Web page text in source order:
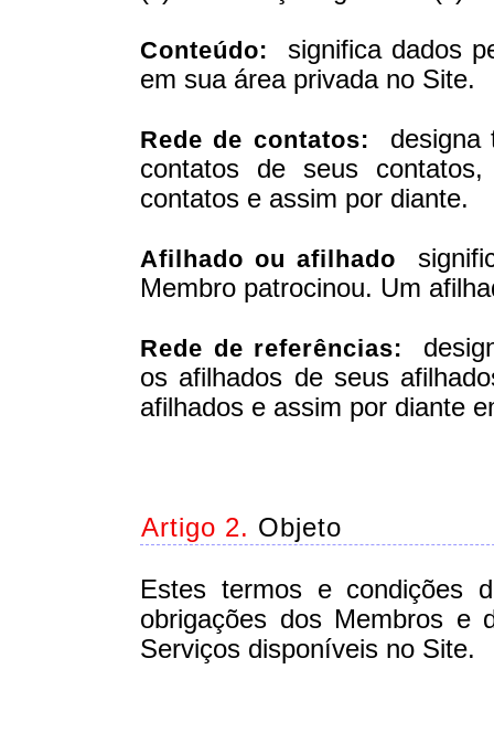
Conteúdo: significa dados
em sua área privada no Site.
Rede de contatos: designa
contatos de seus
contatos e assim por diante.
Afilhado ou afilhado
Membro patrocinou. Um
Rede de referências:
os afilhados de seus
afilhados e assim por diante
Artigo 2. Objeto
Estes termos e condições
obrigações dos Membros e
Serviços disponíveis no Site.